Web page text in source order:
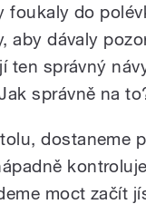
foukaly do
aby dávaly
ten správný
správně na
dostaneme
moct začít